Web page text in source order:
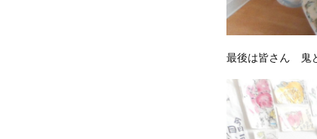
最後は皆さん 鬼